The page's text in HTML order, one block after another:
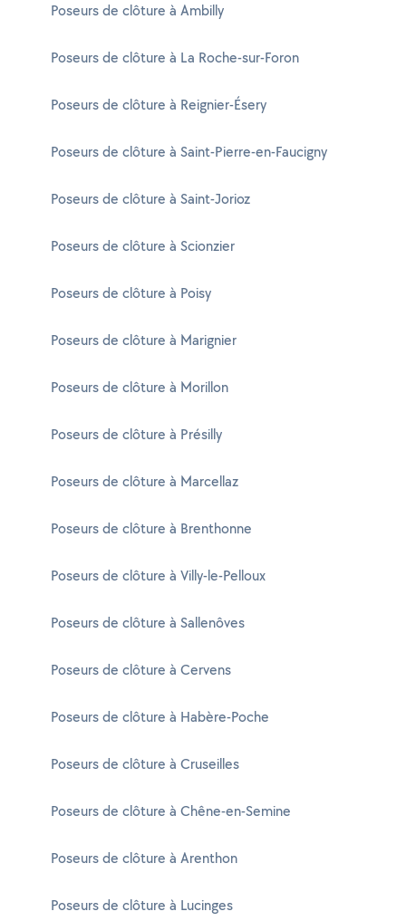
Poseurs de clôture à Ambilly
Poseurs de clôture à La Roche-sur-Foron
Poseurs de clôture à Reignier-Ésery
Poseurs de clôture à Saint-Pierre-en-Faucigny
Poseurs de clôture à Saint-Jorioz
Poseurs de clôture à Scionzier
Poseurs de clôture à Poisy
Poseurs de clôture à Marignier
Poseurs de clôture à Morillon
Poseurs de clôture à Présilly
Poseurs de clôture à Marcellaz
Poseurs de clôture à Brenthonne
Poseurs de clôture à Villy-le-Pelloux
Poseurs de clôture à Sallenôves
Poseurs de clôture à Cervens
Poseurs de clôture à Habère-Poche
Poseurs de clôture à Cruseilles
Poseurs de clôture à Chêne-en-Semine
Poseurs de clôture à Arenthon
Poseurs de clôture à Lucinges